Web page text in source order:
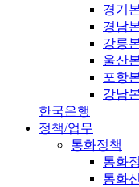
경기
경남
강릉
울산
포항
강남
한국은행
정책/업무
통화정책
통화
통화